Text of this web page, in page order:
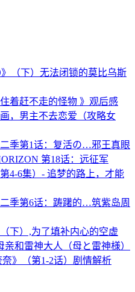
（下）无法闭锁的莫比乌斯
着赶不走的怪物 》观后感
，男主不去恋爱（攻略女
季第1话：复活の…邪王真眼
第18话：远征军
4-6集）- 追梦的路上，才能
季第6话：踌躇的…筑紫岛周
下）,为了填补内心的空虚
亲和雷神大人（母と雷神様）
奈》（第1-2话）剧情解析